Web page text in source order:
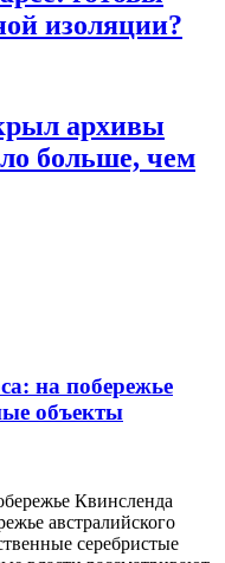
изоляции?
архивы
больше, чем
на побережье
объекты
Квинсленда
австралийского
серебристые